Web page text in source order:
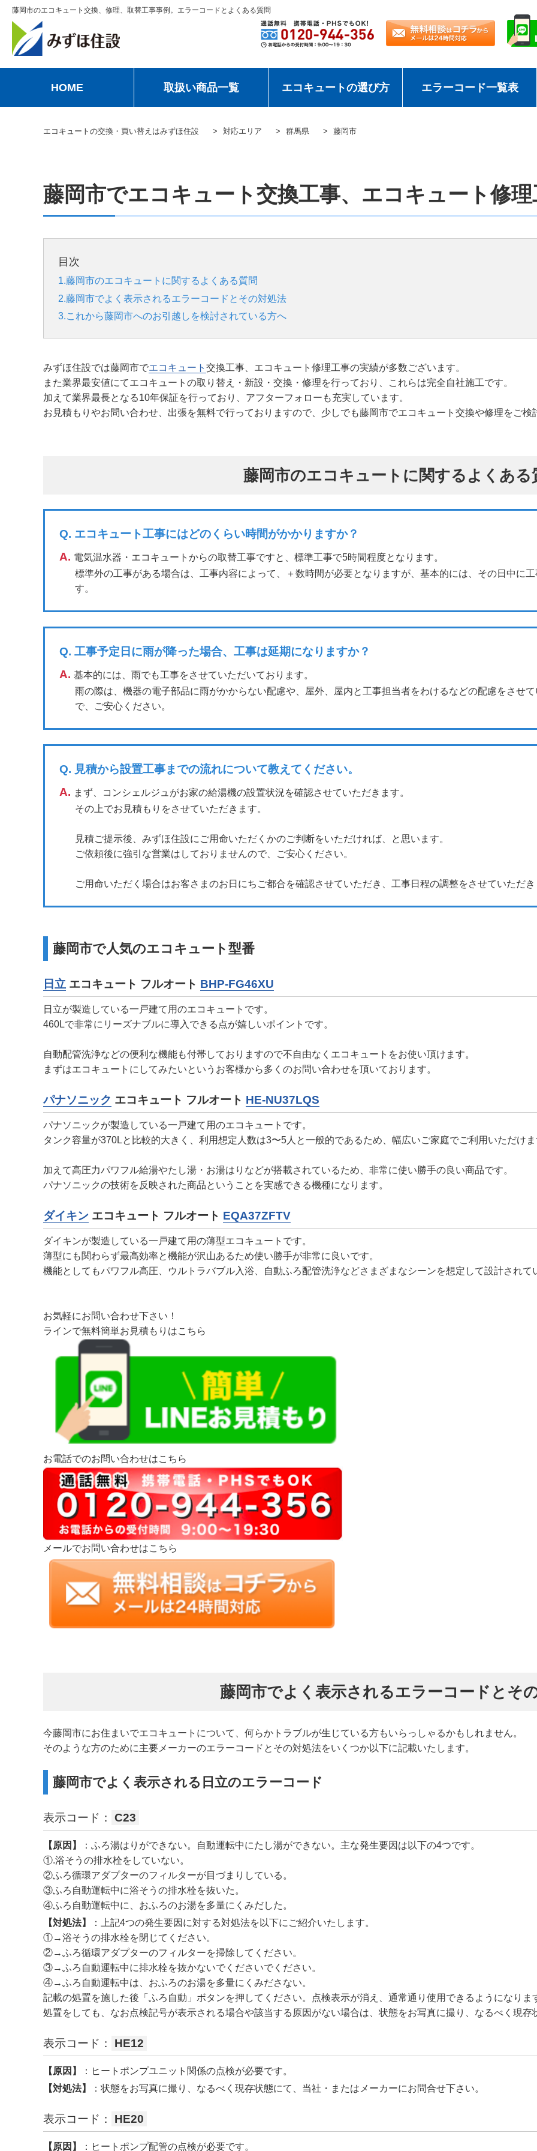
藤岡市のエコキュート交換、修理、取替工事事例。エラーコードとよくある質問
HOME 取扱い商品一覧 エコキュートの選び方 エラーコード一覧表
エコキュートの交換・買い替えはみずほ住設 対応エリア 群馬県 藤岡市
藤岡市でエコキュート交換工事、エコキュート修
目次
1.藤岡市のエコキュートに関するよくある質問
2.藤岡市でよく表示されるエラーコードとその対処法
3.これから藤岡市へのお引越しを検討されている方へ
みずほ住設では藤岡市でエコキュート 交換工事、エコキュート修理工事の実績が多数ございます。
また業界最安値にてエコキュートの取り替え・新設・交換・修理を行っており、これらは完全自社施工です。
加えて業界最長となる10年保証を行っており、アフターフォローも充実しています。
お見積もりやお問い合わせ、出張を無料で行っておりますので、少しでも藤岡市でエコキュート交換や修理をご
藤岡市のエコキュートに関するよくある
Q. エコキュート工事にはどのくらい時間がかかりますか？
A. 電気温水器・エコキュートからの取替工事ですと、標準工事で5時間程度となります。
標準外の工事がある場合は、工事内容によって、＋数時間が必要となりますが、基本的には、その日中に
す。
Q. 工事予定日に雨が降った場合、工事は延期になりますか？
A. 基本的には、雨でも工事をさせていただいております。
雨の際は、機器の電子部品に雨がかからない配慮や、屋外、屋内と工事担当者をわけるなどの配慮をさせ
で、ご安心ください。
Q. 見積から設置工事までの流れについて教えてください。
A. まず、コンシェルジュがお家の給湯機の設置状況を確認させていただきます。
その上でお見積もりをさせていただきます。
見積ご提示後、みずほ住設にご用命いただくかのご判断をいただければ、と思います。
ご依頼後に強引な営業はしておりませんので、ご安心ください。
ご用命いただく場合はお客さまのお日にちご都合を確認させていただき、工事日程の調整をさせていただ
藤岡市で人気のエコキュート型番
日立 エコキュート フルオート BHP-FG46XU
日立が製造している一戸建て用のエコキュートです。
460Lで非常にリーズナブルに導入できる点が嬉しいポイントです。
自動配管洗浄などの便利な機能も付帯しておりますので不自由なくエコキュートをお使い頂けます。
まずはエコキュートにしてみたいというお客様から多くのお問い合わせを頂いております。
パナソニック エコキュート フルオート HE-NU37LQS
パナソニックが製造している一戸建て用のエコキュートです。
タンク容量が370Lと比較的大きく、利用想定人数は3〜5人と一般的であるため、幅広いご家庭でご利用いただけ
加えて高圧力パワフル給湯やたし湯・お湯はりなどが搭載されているため、非常に使い勝手の良い商品です。
パナソニックの技術を反映された商品ということを実感できる機種になります。
ダイキン エコキュート フルオート EQA37ZFTV
ダイキンが製造している一戸建て用の薄型エコキュートです。
薄型にも関わらず最高効率と機能が沢山あるため使い勝手が非常に良いです。
機能としてもパワフル高圧、ウルトラバブル入浴、自動ふろ配管洗浄などさまざまなシーンを想定して設計され
お気軽にお問い合わせ下さい！
ラインで無料簡単お見積もりはこちら
お電話でのお問い合わせはこちら
メールでお問い合わせはこちら
藤岡市でよく表示されるエラーコードとそ
今藤岡市にお住まいでエコキュートについて、何らかトラブルが生じている方もいらっしゃるかもしれません。
そのような方のために主要メーカーのエラーコードとその対処法をいくつか以下に記載いたします。
藤岡市でよく表示される日立のエラーコード
表示コード： C23
【原因】
：ふろ湯はりができない。自動運転中にたし湯ができない。主な発生要因は以下の4つです。
①.浴そうの排水栓をしていない。
②ふろ循環アダプターのフィルターが目づまりしている。
③ふろ自動運転中に浴そうの排水栓を抜いた。
④ふろ自動運転中に、おふろのお湯を多量にくみだした。
【対処法】
：上記4つの発生要因に対する対処法を以下にご紹介いたします。
①→浴そうの排水栓を閉じてください。
②→ふろ循環アダプターのフィルターを掃除してください。
③→ふろ自動運転中に排水栓を抜かないでくださいでください。
④→ふろ自動運転中は、おふろのお湯を多量にくみださない。
記載の処置を施した後「ふろ自動」ボタンを押してください。点検表示が消え、通常通り使用できるようになりま
処置をしても、なお点検記号が表示される場合や該当する原因がない場合は、状態をお写真に撮り、なるべく現
表示コード： HE12
【原因】
：ヒートポンプユニット関係の点検が必要です。
【対処法】
：状態をお写真に撮り、なるべく現存状態にて、当社・またはメーカーにお問合せ下さい。
表示コード： HE20
【原因】 ：ヒートポンプ配管の点検が必要です。